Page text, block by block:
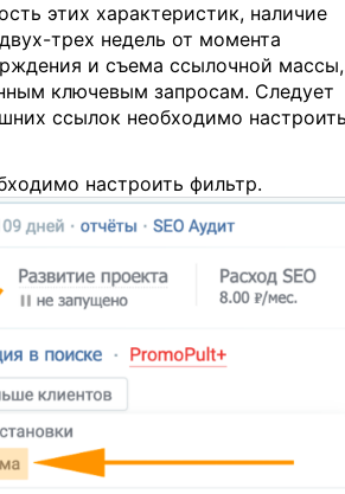
этих характеристик, наличие
трех недель от момента
и съема ссылочной массы,
ключевым запросам. Следует
ссылок необходимо
настроить фильтр.